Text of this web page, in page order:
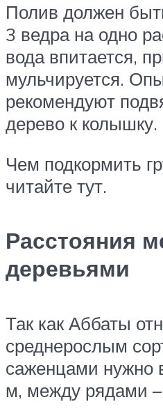
Полив должен
3 ведра на одно
вода впитается,
мульчируется.
рекомендуют
дерево к колышку.
Чем подкормить
читайте тут.
Расстояния
деревьями
Так как Аббаты
среднерослым
саженцами нужно
м, между рядами